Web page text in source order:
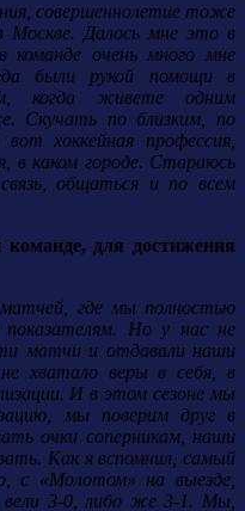
совершеннолетие тоже
Москве. Далось мне это в
команде очень много мне
были рукой помощи в
когда живете одним
Скучать по близким, по
хоккейная профессия,
в каком городе. Стараюсь
общаться и по всем
для достижения
где мы полностью
показателям. Но у нас не
матчи и отдавали наши
хватало веры в себя, в
И в этом сезоне мы
мы поверим друг в
очки соперникам, наши
Как я вспомнил, самый
с «Молотом» на выезде,
вели 3-0, либо же 3-1. Мы,